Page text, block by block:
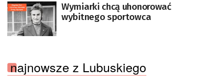
Wymiarki chcą uhonorować
wybitnego sportowca
najnowsze z Lubuskiego